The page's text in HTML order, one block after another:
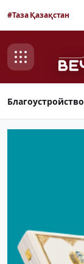
#Таза Қазақстан
Благоустройство